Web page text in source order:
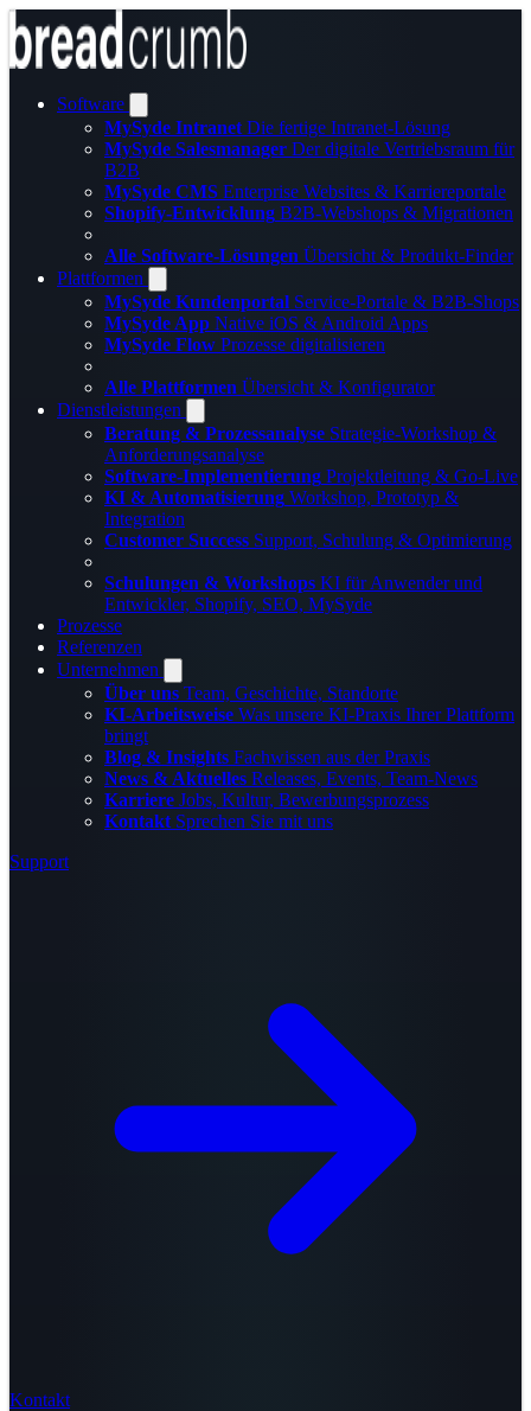
Software
MySyde Intranet Die fertige Intranet-Lösung
MySyde Salesmanager Der digitale Vertriebsraum für
B2B
MySyde CMS Enterprise Websites & Karriereportale
Shopify-Entwicklung B2B-Webshops & Migrationen
Alle Software-Lösungen Übersicht & Produkt-Finder
Plattformen
MySyde Kundenportal Service-Portale & B2B-Shops
MySyde App Native iOS & Android Apps
MySyde Flow Prozesse digitalisieren
Alle Plattformen Übersicht & Konfigurator
Dienstleistungen
Beratung & Prozessanalyse Strategie-Workshop &
Anforderungsanalyse
Software-Implementierung Projektleitung & Go-Live
KI & Automatisierung Workshop, Prototyp &
Integration
Customer Success Support, Schulung & Optimierung
Schulungen & Workshops KI für Anwender und
Entwickler, Shopify, SEO, MySyde
Prozesse
Referenzen
Unternehmen
Über uns Team, Geschichte, Standorte
KI-Arbeitsweise Was unsere KI-Praxis Ihrer Plattform
bringt
Blog & Insights Fachwissen aus der Praxis
News & Aktuelles Releases, Events, Team-News
Karriere Jobs, Kultur, Bewerbungsprozess
Kontakt Sprechen Sie mit uns
Support
Kontakt